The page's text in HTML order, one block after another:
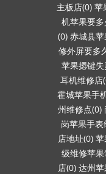
主板店(0) 苹
机苹果要
(0) 赤城县
修外屏要多
苹果摁键
耳机维修店
霍城苹果手
州维修点(0)
岗苹果手
店地址(0)
级维修苹
店(0) 达州